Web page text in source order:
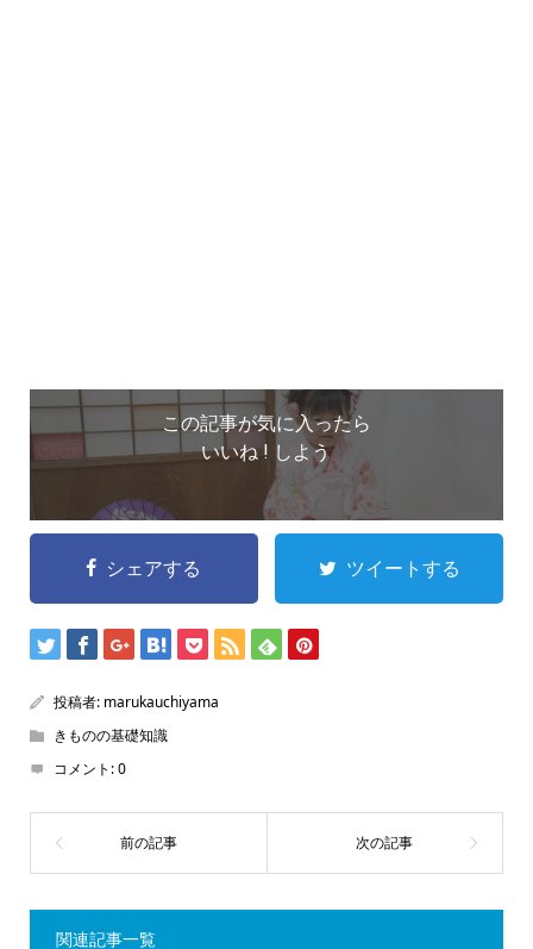
この記事が気に入ったら
いいね ! しよう
シェアする ツイートする
投稿者: marukauchiyama
きものの基礎知識
コメント:0
関連記事一覧